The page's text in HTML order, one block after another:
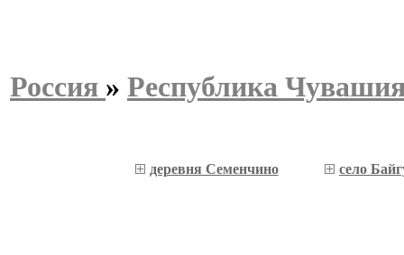
Россия » Республика
деревня Семенчино село